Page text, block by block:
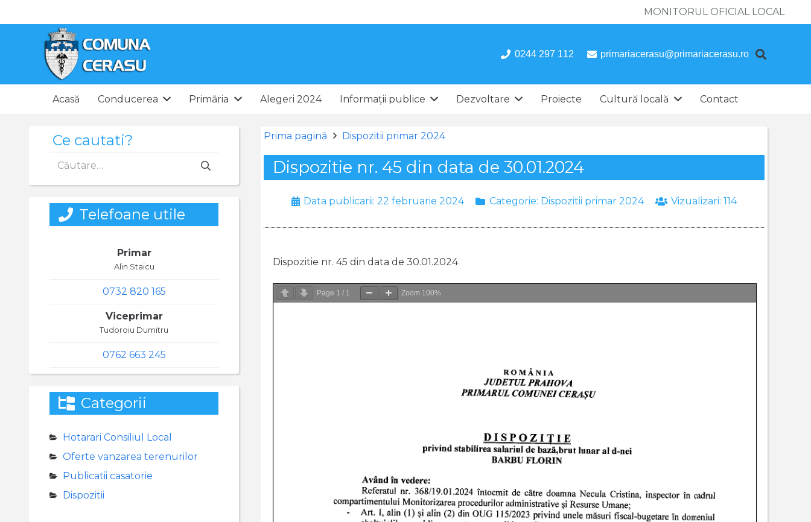
MONITORUL OFICIAL LOCAL
0244 297 112 primariacerasu@primariacerasu.ro
Acasă Conducerea Primăria Alegeri 2024 Informații publice Dezvoltare Proiecte Cultură locală Contact
Prima pagină Dispozitii primar 2024
Dispozitie nr. 45 din data de 30.01.2024
Data publicarii:22 februarie 2024 Categorie: Dispozitii primar 2024 Vizualizari:114
Dispozitie nr. 45 din data de 30.01.2024
Page 1 / 1 Zoom 100%
Ce cautati?
după:
Telefoane utile
Primar
Alin Staicu
0732 820 165
Viceprimar
Tudoroiu Dumitru
0762 663 245
Categorii
Hotarari Consiliul Local
Oferte vanzarea terenurilor
Publicatii casatorie
Dispozitii